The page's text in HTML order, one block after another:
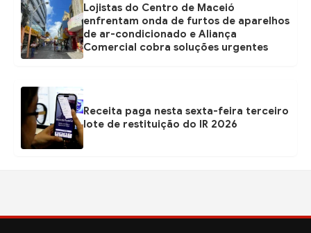
Lojistas do Centro de Maceió
enfrentam onda de furtos de aparelhos
de ar-condicionado e Aliança
Comercial cobra soluções urgentes
Receita paga nesta sexta-feira terceiro
lote de restituição do IR 2026